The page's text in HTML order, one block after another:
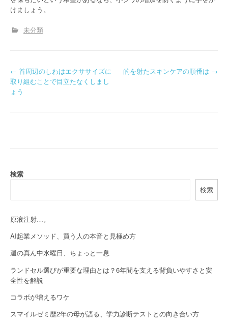
けましょう。
未分類
P
o
a
g
a
t
i
o
n
← 首周辺のしわはエクササイズに
取り組むことで目立たなくしまし
ょう
的を射たスキンケアの順番は →
検索
検索
原液注射…。
AI起業メソッド、買う人の本音と見極め方
週の真ん中水曜日、ちょっと一息
ランドセル選びが重要な理由とは？6年間を支える背負いやすさと安
全性を解説
コラボが増えるワケ
スマイルゼミ歴2年の母が語る、学力診断テストとの向き合い方